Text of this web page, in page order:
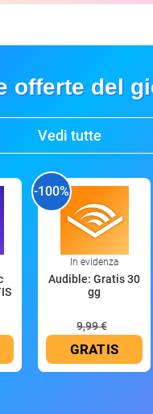
offerte del
Vedi tutte
-100%
In evidenza
Audible: Gratis 30
gg
9,99 €
GRATIS